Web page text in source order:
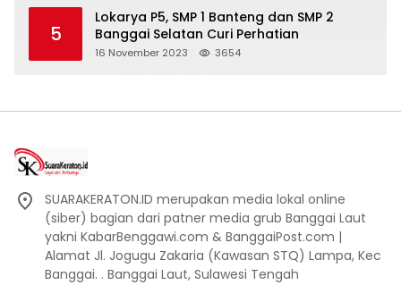
5
Lokarya P5, SMP 1 Banteng dan SMP 2
Banggai Selatan Curi Perhatian
16 November 2023 3654
SUARAKERATON.ID merupakan media lokal online
(siber) bagian dari patner media grub Banggai Laut
yakni KabarBenggawi.com & BanggaiPost.com |
Alamat Jl. Jogugu Zakaria (Kawasan STQ) Lampa, Kec
Banggai. . Banggai Laut, Sulawesi Tengah